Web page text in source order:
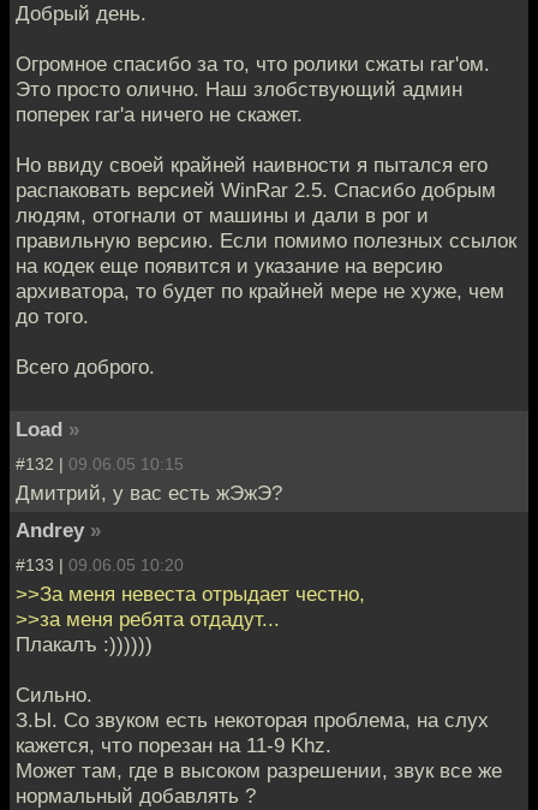
Добрый день.
Огромное спасибо за то, что ролики сжаты rar'ом.
Это просто олично. Наш злобствующий админ
поперек rar'а ничего не скажет.
Но ввиду своей крайней наивности я пытался его
распаковать версией WinRar 2.5. Спасибо добрым
людям, отогнали от машины и дали в рог и
правильную версию. Если помимо полезных ссылок
на кодек еще появится и указание на версию
архиватора, то будет по крайней мере не хуже, чем
до того.
Всего доброго.
Load »
#132 | 09.06.05 10:15
Дмитрий, у вас есть жЭжЭ?
Andrey »
#133 | 09.06.05 10:20
>>За меня невеста отрыдает честно,
>>за меня ребята отдадут...
Плакалъ :))))))
Сильно.
З.Ы. Со звуком есть некоторая проблема, на слух
кажется, что порезан на 11-9 Khz.
Может там, где в высоком разрешении, звук все же
нормальный добавлять ?